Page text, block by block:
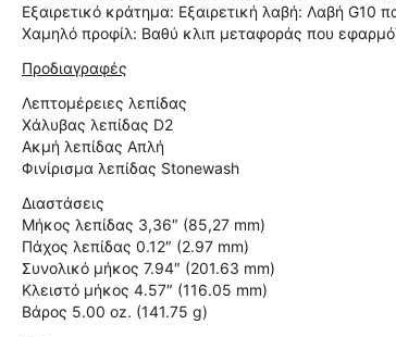
Εξαιρετικό κράτημα: Εξαιρετική λαβή: Λαβή G10
Χαμηλό προφίλ: Βαθύ κλιπ μεταφοράς που
Προδιαγραφές
Λεπτομέρειες λεπίδας
Χάλυβας λεπίδας D2
Ακμή λεπίδας Απλή
Φινίρισμα λεπίδας Stonewash
Διαστάσεις
Μήκος λεπίδας 3,36″ (85,27 mm)
Πάχος λεπίδας 0.12″ (2.97 mm)
Συνολικό μήκος 7.94″ (201.63 mm)
Κλειστό μήκος 4.57″ (116.05 mm)
Βάρος 5.00 oz. (141.75 g)